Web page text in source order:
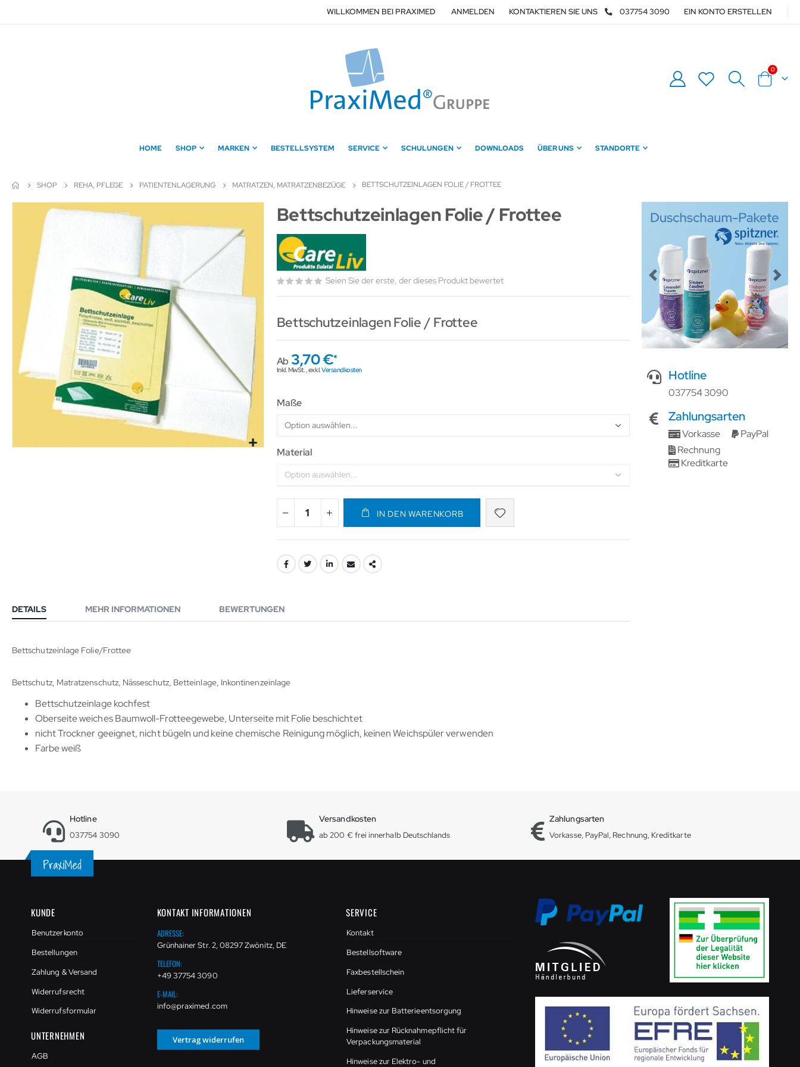
zum
WILLKOMMEN BEI PRAXIMED ANMELDEN KONTAKTIEREN SIE UNS 037754 3090 EIN KONTO ERSTELLEN
Warenkorb
0Artikel
HOME SHOP MARKEN BESTELLSYSTEM SERVICE SCHULUNGEN DOWNLOADS ÜBER UNS STANDORTE
SHOP REHA, PFLEGE PATIENTENLAGERUNG MATRATZEN, MATRATZENBEZÜGE BETTSCHUTZEINLAGEN FOLIE / FROTTEE
Bildergalerie
springen
Zum
Anfang
der
Bildergalerie
springen
Bettschutzeinlagen Folie / Frottee
Seien Sie der erste, der dieses Produkt bewertet
Bettschutzeinlagen Folie / Frottee
Ab 3,70 €
Inkl. MwSt. exkl.Versandkosten
Maße
Material
IN DEN WARENKORB
DETAILS
Bettschutzeinlage Folie/Frottee
Bettschutz, Matratzenschutz, Nässeschutz, Betteinlage, Inkontinenzeinlage
Bettschutzeinlage kochfest
Oberseite weiches Baumwoll-Frotteegewebe, Unterseite mit Folie beschichtet
nicht Trockner geeignet, nicht bügeln und keine chemische Reinigung möglich, keinen Weichspüler verwenden
Farbe weiß
MEHR INFORMATIONEN BEWERTUNGEN
Previous Next
Hotline
037754 3090
Zahlungsarten
Vorkasse
PayPal
Rechnung
Kreditkarte
Hotline
037754 3090
Versandkosten
ab 200 € frei innerhalb Deutschlands
Zahlungsarten
Vorkasse, PayPal, Rechnung, Kreditkarte
KUNDE
Benutzerkonto
Bestellungen
Zahlung & Versand
Widerrufsrecht
Widerrufsformular
UNTERNEHMEN
AGB
KONTAKT INFORMATIONEN
ADRESSE:
Grünhainer Str. 2, 08297 Zwönitz, DE
TELEFON:
+49 37754 3090
E-MAIL:
info@praximed.com
Vertrag widerrufen
SERVICE
Kontakt
Bestellsoftware
Faxbestellschein
Lieferservice
Hinweise zur Batterieentsorgung
Hinweise zur Rücknahmepflicht für
Verpackungsmaterial
Hinweise zur Elektro- und